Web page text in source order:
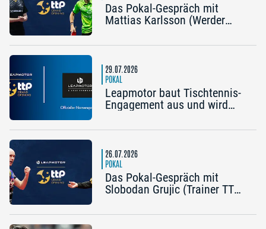
Das Pokal-Gespräch mit
Mattias Karlsson (Werder
(Trainer TTC Schwalbe
die frühe Chance auf etwas
Besonderes“
29.07.2026
POKAL
Leapmotor baut Tischtennis-
Engagement aus und wird
Grand Opening 2026 in
26.07.2026
POKAL
Das Pokal-Gespräch mit
Slobodan Grujic (Trainer TTC
Bad Homburg) und Daniel